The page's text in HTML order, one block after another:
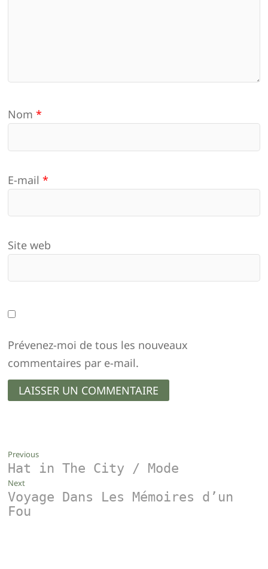
Nom*
E-mail*
Site web
Prévenez-moi de tous les nouveaux
commentaires par e-mail.
Navigation
de
l’article
PreviousPrevious
post:
Hat in The City / Mode
NextNext
post:
Voyage Dans Les Mémoires d’un
Fou